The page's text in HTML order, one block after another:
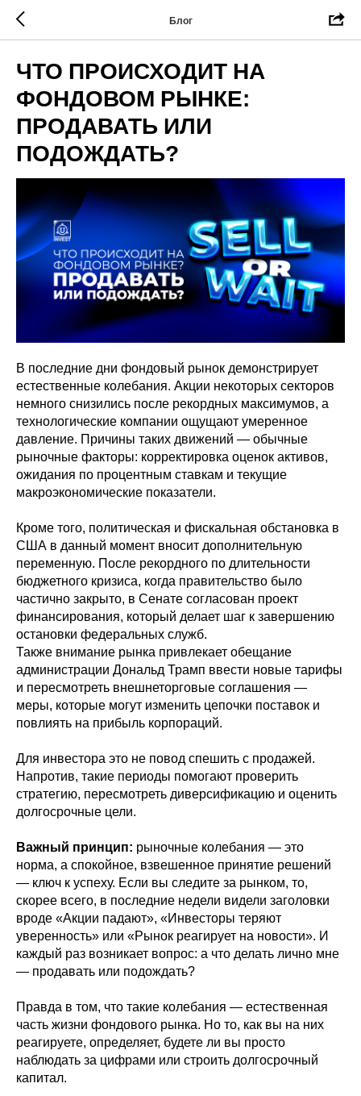
Блог
ЧТО ПРОИСХОДИТ НА
ФОНДОВОМ РЫНКЕ:
ПРОДАВАТЬ ИЛИ
ПОДОЖДАТЬ?
В последние дни фондовый рынок демонстрирует
естественные колебания. Акции некоторых секторов
немного снизились после рекордных максимумов, а
технологические компании ощущают умеренное
давление. Причины таких движений — обычные
рыночные факторы: корректировка оценок активов,
ожидания по процентным ставкам и текущие
макроэкономические показатели.
Кроме того, политическая и фискальная обстановка в
США в данный момент вносит дополнительную
переменную. После рекордного по длительности
бюджетного кризиса, когда правительство было
частично закрыто, в Сенате согласован проект
финансирования, который делает шаг к завершению
остановки федеральных служб.
Также внимание рынка привлекает обещание
администрации Дональд Трамп ввести новые тарифы
и пересмотреть внешнеторговые соглашения —
меры, которые могут изменить цепочки поставок и
повлиять на прибыль корпораций.
Для инвестора это не повод спешить с продажей.
Напротив, такие периоды помогают проверить
стратегию, пересмотреть диверсификацию и оценить
долгосрочные цели.
Важный принцип: рыночные колебания — это
норма, а спокойное, взвешенное принятие решений
— ключ к успеху. Если вы следите за рынком, то,
скорее всего, в последние недели видели заголовки
вроде «Акции падают», «Инвесторы теряют
уверенность» или «Рынок реагирует на новости». И
каждый раз возникает вопрос: а что делать лично мне
— продавать или подождать?
Правда в том, что такие колебания — естественная
часть жизни фондового рынка. Но то, как вы на них
реагируете, определяет, будете ли вы просто
наблюдать за цифрами или строить долгосрочный
капитал.